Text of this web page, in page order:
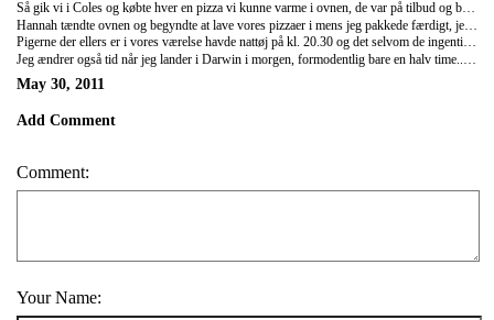
Hannah tændte ovnen og begyndte at lave vores pizzaer i mens jeg pakkede færdigt, jeg gav de dåse sodavand jeg havde tilbage og så spiste vi ellers sammen og snakkede, det var super hyggeligt. Vi sad der nok i en to timers tid og nu sidder jeg og skriver lidt fra TV værelset hvor vi ser serier.
Pigerne der ellers er i vores værelse havde nattøj på kl. 20.30 og det selvom de ingenting skal, så lyset er nok alligevel slukket, ingen idé i at gå der ned før jeg skal i seng. Det er skægt som jeg tit er irriteret over at folk går for sent i seng og her er det så overdrevet tidligt.
Jeg ændrer også tid når jeg lander i Darwin i morgen, formodentlig bare en halv time.. hvilket er helt fjollet, men ja er 7,5 time foran i stedet for 8. Så når kl. er 12 der hjemme er den lige nu 20 her, men bliver så 19.30 i stedet for i Darwin. Jeg lander vidst også til 30 graders varme, så har for en gang skyld fået pakket så jeg faktisk kan have shorts og en top på i morgen og ikke skal have alt det varme tøj på, det er jo rart nok.
May 30, 2011
Add Comment
Comment:
Your Name: